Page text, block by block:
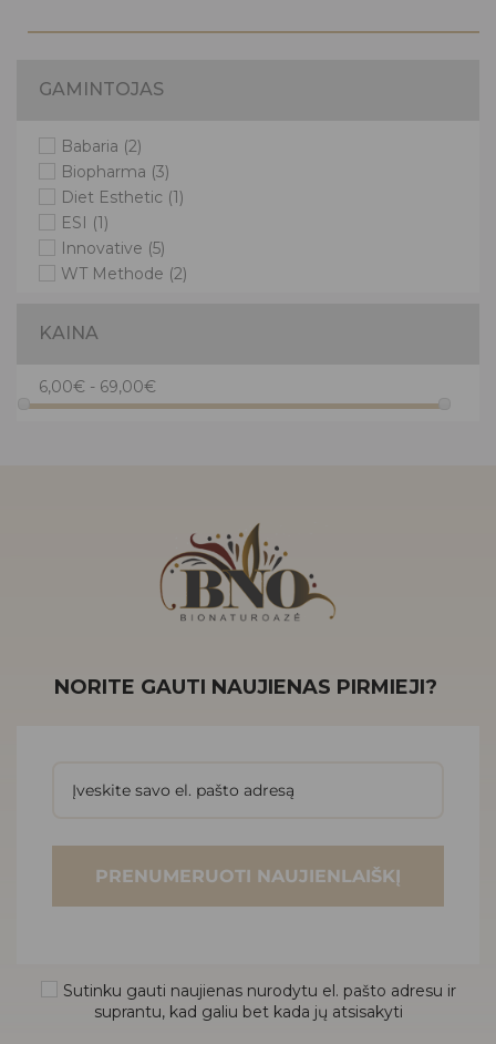
GAMINTOJAS
Babaria (2)
Biopharma (3)
Diet Esthetic (1)
ESI (1)
Innovative (5)
WT Methode (2)
KAINA
6,00€ - 69,00€
NORITE GAUTI NAUJIENAS PIRMIEJI?
PRENUMERUOTI NAUJIENLAIŠKĮ
Sutinku gauti naujienas nurodytu el. pašto adresu ir
suprantu, kad galiu bet kada jų atsisakyti